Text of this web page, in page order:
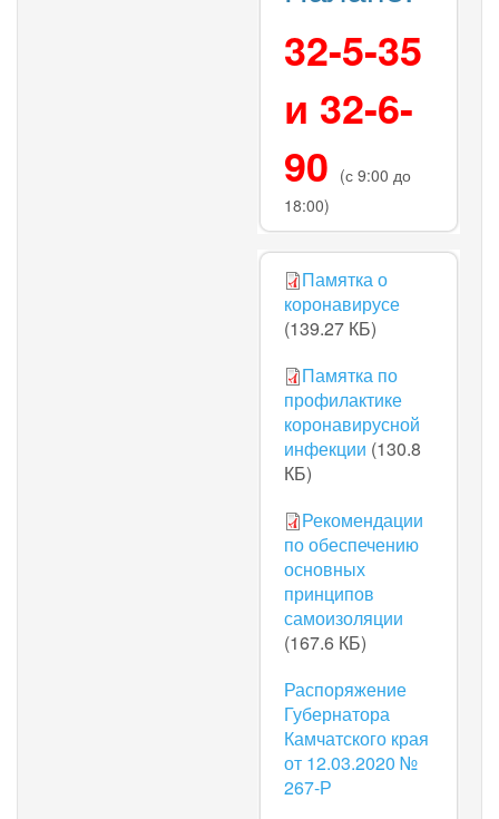
32-5-35
и 32-6-
90 (с 9:00 до
18:00)
Памятка о
коронавирусе
(139.27 КБ)
Памятка по
профилактике
коронавирусной
инфекции (130.8
КБ)
Рекомендации
по обеспечению
основных
принципов
самоизоляции
(167.6 КБ)
Распоряжение
Губернатора
Камчатского края
от 12.03.2020 №
267-Р